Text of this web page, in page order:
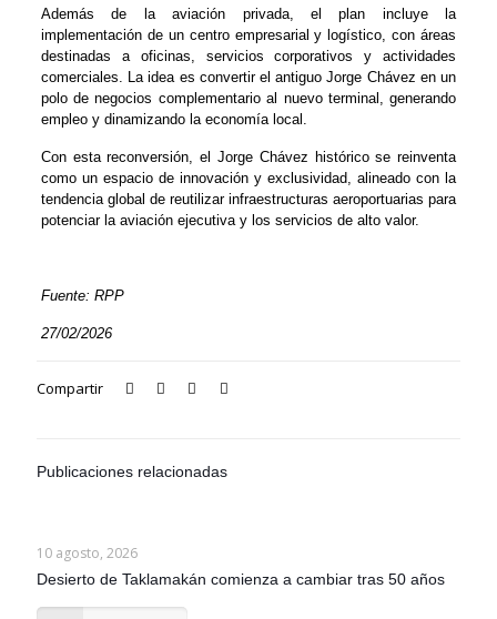
Además de la aviación privada, el plan incluye la
implementación de un centro empresarial y logístico, con áreas
destinadas a oficinas, servicios corporativos y actividades
comerciales. La idea es convertir el antiguo Jorge Chávez en un
polo de negocios complementario al nuevo terminal, generando
empleo y dinamizando la economía local.
Con esta reconversión, el Jorge Chávez histórico se reinventa
como un espacio de innovación y exclusividad, alineado con la
tendencia global de reutilizar infraestructuras aeroportuarias para
potenciar la aviación ejecutiva y los servicios de alto valor.
Fuente: RPP
27/02/2026
Compartir
Publicaciones relacionadas
10 agosto, 2026
Desierto de Taklamakán comienza a cambiar tras 50 años